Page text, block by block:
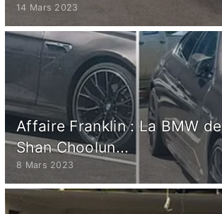
14 Mars 2023
Affaire Franklin : La BMW de
Shan Choolun...
8 Mars 2023